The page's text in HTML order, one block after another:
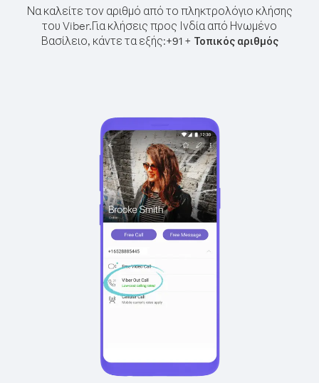
Να καλείτε τον αριθμό από το πληκτρολόγιο κλήσης
του Viber.Για κλήσεις προς Ινδία από Ηνωμένο
Βασίλειο, κάντε τα εξής:+91+ Τοπικός αριθμός